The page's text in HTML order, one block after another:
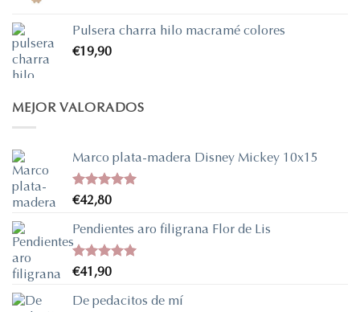
desde
Pulsera charra hilo macramé colores
€19,90
MEJOR VALORADOS
Marco plata-madera Disney Mickey 10x15
Valorado
con
de 5
€42,80
Pendientes aro filigrana Flor de Lis
Valorado
con
de 5
€41,90
De pedacitos de mí